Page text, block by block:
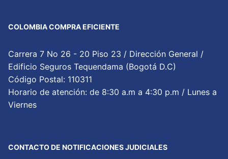
COLOMBIA COMPRA EFICIENTE
Carrera 7 No 26 - 20 Piso 23 / Dirección General /
Edificio Seguros Tequendama (Bogotá D.C)
Código Postal: 110311
Horario de atención: de 8:30 a.m a 4:30 p.m / Lunes a
Viernes
CONTACTO DE NOTIFICACIONES JUDICIALES